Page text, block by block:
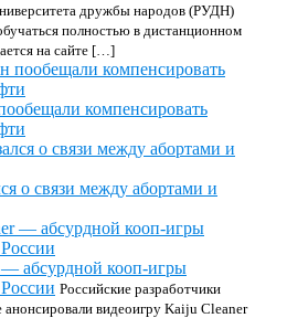
дружбы народов (РУДН)
полностью в дистанционном
на сайте […]
компенсировать
о связи между абортами и
абсурдной кооп-игры
Российские разработчики
анонсировали видеоигру Kaiju Cleaner